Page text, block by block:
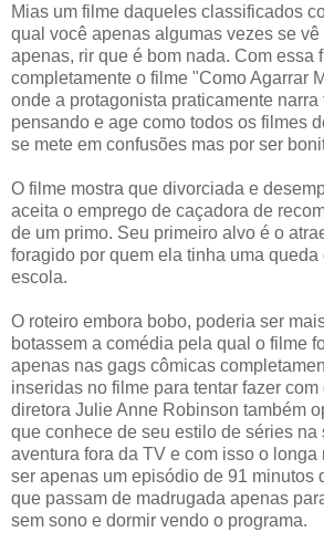
Mias um filme daqueles classificados
qual você apenas algumas vezes se
apenas, rir que é bom nada. Com essa
completamente o filme "Como Agarrar
onde a protagonista praticamente narra
pensando e age como todos os filmes
se mete em confusões mas por ser
O filme mostra que divorciada e
aceita o emprego de caçadora de
de um primo. Seu primeiro alvo é o
foragido por quem ela tinha uma
escola.
O roteiro embora bobo, poderia ser
botassem a comédia pela qual o filme
apenas nas gags cômicas
inseridas no filme para tentar fazer
diretora Julie Anne Robinson também
que conhece de seu estilo de séries na
aventura fora da TV e com isso o longa
ser apenas um episódio de 91 minutos
que passam de madrugada apenas
sem sono e dormir vendo o programa.